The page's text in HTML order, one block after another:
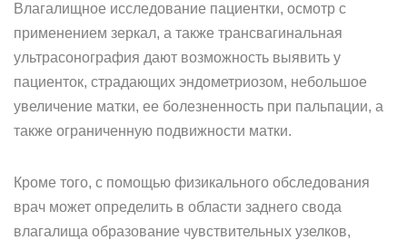
Влагалищное исследование пациентки, осмотр с
применением зеркал, а также трансвагинальная
ультрасонография дают возможность выявить у
пациенток, страдающих эндометриозом, небольшое
увеличение матки, ее болезненность при пальпации, а
также ограниченную подвижности матки.
Кроме того, с помощью физикального обследования
врач может определить в области заднего свода
влагалища образование чувствительных узелков,